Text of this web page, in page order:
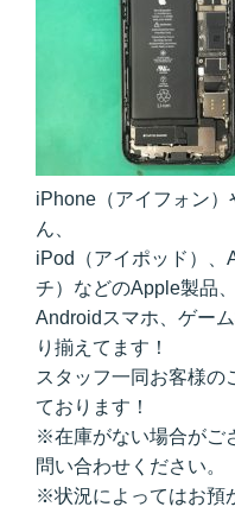
iPhone（アイフォン
ん、
iPod（アイポッド）、
チ）などのApple製品、
Androidスマホ、ゲー
り揃えてます！
スタッフ一同お客様の
ております！
※在庫がない場合がご
問い合わせください。
※状況によってはお預